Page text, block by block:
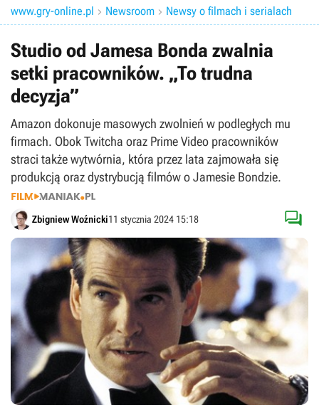
www.gry-online.pl  Newsroom  Newsy o filmach i serialach
Studio od Jamesa Bonda zwalnia
setki pracowników. „To trudna
decyzja”
Amazon dokonuje masowych zwolnień w podległych mu
firmach. Obok Twitcha oraz Prime Video pracowników
straci także wytwórnia, która przez lata zajmowała się
produkcją oraz dystrybucją filmów o Jamesie Bondzie.
Zbigniew Woźnicki11 stycznia 2024 15:18 